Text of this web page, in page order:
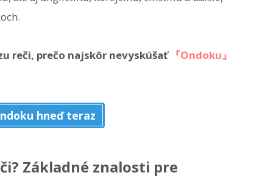
reči, prečo najskôr nevyskúšať 『Ondoku』
hneď teraz
Základné znalosti pre